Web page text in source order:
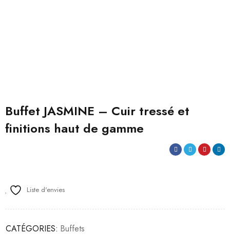
Buffet JASMINE – Cuir tressé et
finitions haut de gamme
Liste d'envies
CATÉGORIES: Buffets